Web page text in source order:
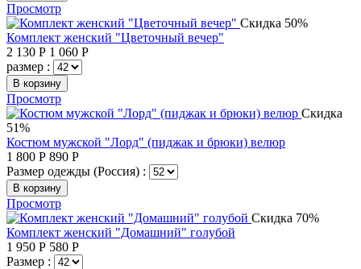
Просмотр
Скидка 50%
Комплект женский "Цветочный вечер"
2 130 Р 1 060 Р
размер :
В корзину
Просмотр
Скидка
51%
Костюм мужской "Лорд" (пиджак и брюки) велюр
1 800 Р 890 Р
Размер одежды (Россия) :
В корзину
Просмотр
Скидка 70%
Комплект женский "Домашний" голубой
1 950 Р 580 Р
Размер :